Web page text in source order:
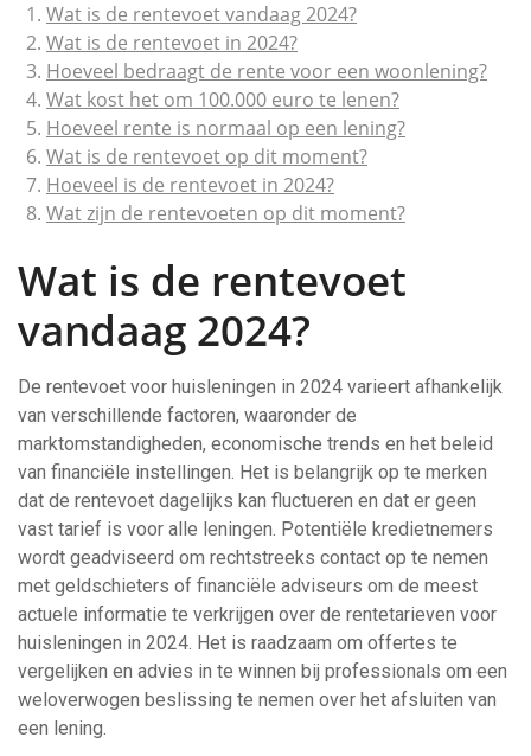
Wat is de rentevoet vandaag 2024?
Wat is de rentevoet in 2024?
Hoeveel bedraagt de rente voor een woonlening?
Wat kost het om 100.000 euro te lenen?
Hoeveel rente is normaal op een lening?
Wat is de rentevoet op dit moment?
Hoeveel is de rentevoet in 2024?
Wat zijn de rentevoeten op dit moment?
Wat is de rentevoet
vandaag 2024?
De rentevoet voor huisleningen in 2024 varieert afhankelijk
van verschillende factoren, waaronder de
marktomstandigheden, economische trends en het beleid
van financiële instellingen. Het is belangrijk op te merken
dat de rentevoet dagelijks kan fluctueren en dat er geen
vast tarief is voor alle leningen. Potentiële kredietnemers
wordt geadviseerd om rechtstreeks contact op te nemen
met geldschieters of financiële adviseurs om de meest
actuele informatie te verkrijgen over de rentetarieven voor
huisleningen in 2024. Het is raadzaam om offertes te
vergelijken en advies in te winnen bij professionals om een
weloverwogen beslissing te nemen over het afsluiten van
een lening.